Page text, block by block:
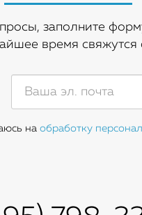
заполните
время свяжутся
на обработку